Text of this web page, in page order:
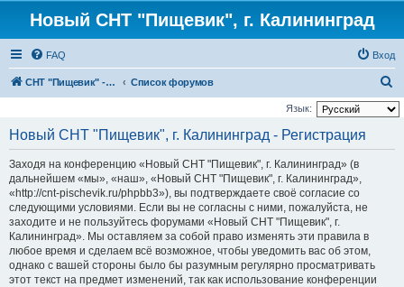
Новый СНТ "Пищевик", г. Калининград
FAQ Вход
СНТ "Пищевик" - возвращение на Главную страницу Список форумов
о
Язык:
Новый СНТ "Пищевик", г. Калининград - Регистрация
Заходя на конференцию «Новый СНТ "Пищевик", г. Калининград» (в
дальнейшем «мы», «наш», «Новый СНТ "Пищевик", г. Калининград»,
«http://cnt-pischevik.ru/phpbb3»), вы подтверждаете своё согласие со
следующими условиями. Если вы не согласны с ними, пожалуйста, не
заходите и не пользуйтесь форумами «Новый СНТ "Пищевик", г.
Калининград». Мы оставляем за собой право изменять эти правила в
любое время и сделаем всё возможное, чтобы уведомить вас об этом,
однако с вашей стороны было бы разумным регулярно просматривать
этот текст на предмет изменений, так как использование конференции